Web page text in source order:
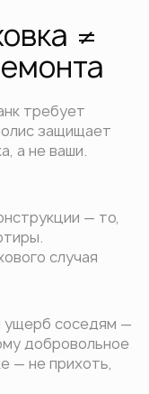
≠
требует
защищает
а не ваши.
— то,
случая
ущерб соседям —
добровольное
— не прихоть,